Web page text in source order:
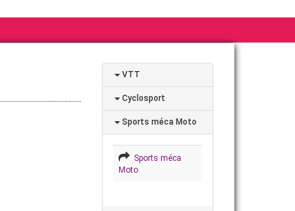
VTT
Cyclosport
Sports méca Moto
Sports méca
Moto